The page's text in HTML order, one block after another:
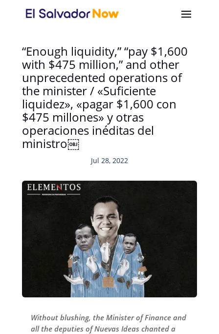
“Enough liquidity,” “pay $1,600
with $475 million,” and other
unprecedented operations of
the minister / «Suficiente
liquidez», «pagar $1,600 con
$475 millones» y otras
operaciones inéditas del
ministro￼
Jul 28, 2022
Without blushing, the Minister of Finance and
all the deputies of Nuevas Ideas chanted a